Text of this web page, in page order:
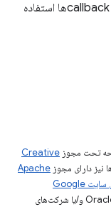
پشتیبانی می‌شوند، سایر پلتفرم‌ها باید از callbackها استفاده
تحت مجوز Creative
نیز دارای مجوز Apache
خطمشی‌های سایت Google
مراجعه کنید. جاوا علامت تجاری ثبت‌شده Oracle و/یا شرکت‌های